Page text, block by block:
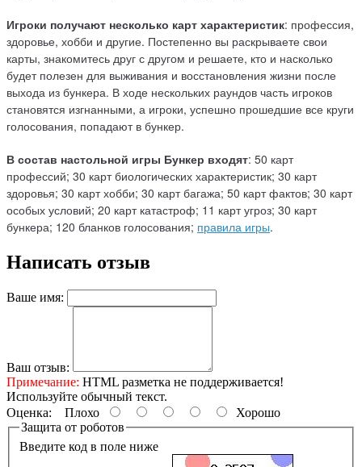
Игроки получают несколько карт характеристик: профессия,
здоровье, хобби и другие. Постепенно вы раскрываете свои
карты, знакомитесь друг с другом и решаете, кто и насколько
будет полезен для выживания и восстановления жизни после
выхода из бункера. В ходе нескольких раундов часть игроков
становятся изгнанными, а игроки, успешно прошедшие все круги
голосования, попадают в бункер.
В состав настольной игры Бункер входят: 50 карт
профессий; 30 карт биологических характеристик; 30 карт
здоровья; 30 карт хобби; 30 карт багажа; 50 карт фактов; 30 карт
особых условий; 20 карт катастроф; 11 карт угроз; 30 карт
бункера; 120 бланков голосования; правила игры.
Написать отзыв
Ваше имя:
Ваш отзыв:
Примечание: HTML разметка не поддерживается!
Используйте обычный текст.
Оценка: Плохо
Хорошо
Защита от роботов
Введите код в поле ниже